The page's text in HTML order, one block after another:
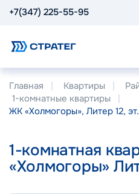
+7(347) 225-55-95
Главная Квартиры
1-комнатные квартиры
ЖК «Холмогоры», Литер 12,
1-комнатная
«Холмогоры»